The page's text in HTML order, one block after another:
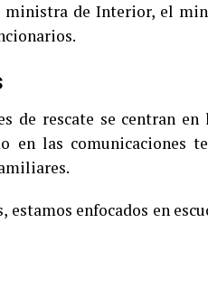
ministra de Interior, el
de rescate se centran en
en las comunicaciones
enfocados en